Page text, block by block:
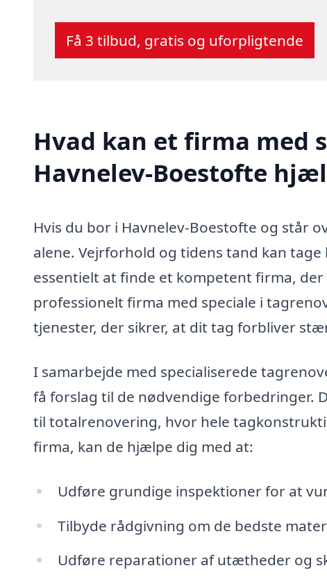
Få 3 tilbud, gratis og uforpligtende
Hvad kan et firma med
Havnelev-Boestofte
Hvis du bor i Havnelev-Boestofte og står
alene. Vejrforhold og tidens tand kan
essentielt at finde et kompetent firma,
professionelt firma med speciale i
tjenester, der sikrer, at dit tag forbliver
I samarbejde med specialiserede
få forslag til de nødvendige
til totalrenovering, hvor hele
firma, kan de hjælpe dig med at:
Udføre grundige inspektioner for at
Tilbyde rådgivning om de bedste
Udføre reparationer af utætheder og